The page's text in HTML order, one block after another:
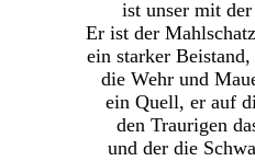
ist unser mit
Er ist der
ein starker
die Wehr und
ein Quell, er auf
den Traurigen
und der die